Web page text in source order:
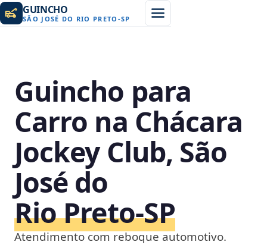
GUINCHO
SÃO JOSÉ DO RIO PRETO -SP
Guincho para
Carro na Chácara
Jockey Club, São
José do
Rio Preto‑SP
Atendimento com reboque automotivo.